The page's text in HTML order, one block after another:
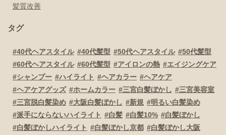
髪質改善
タグ
40代ヘアスタイル 40代髪型 50代ヘアスタイル
50代髪型
60代ヘアスタイル
60代髪型 アイロンの熱
エイジングケア
シャンプー
ハイライト ヘアカラー
ヘアケア
ヘアケアグッズ
ホームカラー 三宮白髪ぼかし
三宮美容室
三宮脱白髪染め
大阪白髪ぼかし 新規
明るい白髪染め
派手にならないハイライト
白髪 白髪10%
白髪ぼかし
白髪ぼかしハイライト
白髪ぼかし京都
白髪ぼかし大阪